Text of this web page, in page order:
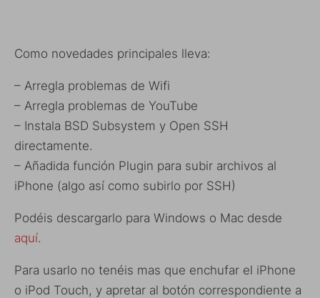
Como novedades principales lleva:
– Arregla problemas de Wifi
– Arregla problemas de YouTube
– Instala BSD Subsystem y Open SSH
directamente.
– Añadida función Plugin para subir archivos al
iPhone (algo así como subirlo por SSH)
Podéis descargarlo para Windows o Mac desde
aquí.
Para usarlo no tenéis mas que enchufar el iPhone
o iPod Touch, y apretar al botón correspondiente a